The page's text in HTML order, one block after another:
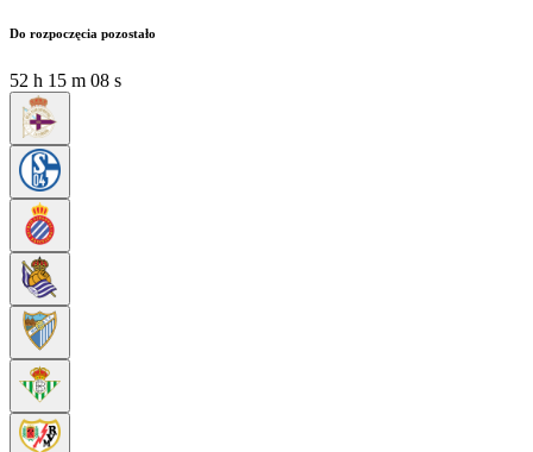
Do rozpoczęcia pozostało
52 h 15 m 06 s